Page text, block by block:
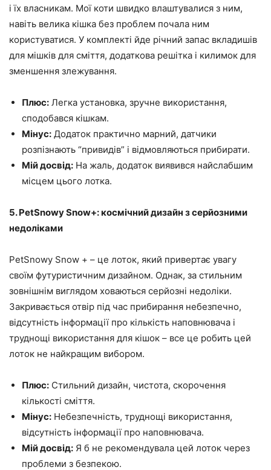
і їх власникам. Мої коти швидко влаштувалися з ним,
навіть велика кішка без проблем почала ним
користуватися. У комплекті йде річний запас вкладишів
для мішків для сміття, додаткова решітка і килимок для
зменшення злежування.
Плюс: Легка установка, зручне використання,
сподобався кішкам.
Мінус: Додаток практично марний, датчики
розпізнають “привидів” і відмовляються прибирати.
Мій досвід: На жаль, додаток виявився найслабшим
місцем цього лотка.
5. PetSnowy Snow+: космічний дизайн з серйозними
недоліками
PetSnowy Snow + – це лоток, який привертає увагу
своїм футуристичним дизайном. Однак, за стильним
зовнішнім виглядом ховаються серйозні недоліки.
Закривається отвір під час прибирання небезпечно,
відсутність інформації про кількість наповнювача і
труднощі використання для кішок – все це робить цей
лоток не найкращим вибором.
Плюс: Стильний дизайн, чистота, скорочення
кількості сміття.
Мінус: Небезпечність, труднощі використання,
відсутність інформації про наповнювача.
Мій досвід: Я б не рекомендувала цей лоток через
проблеми з безпекою.